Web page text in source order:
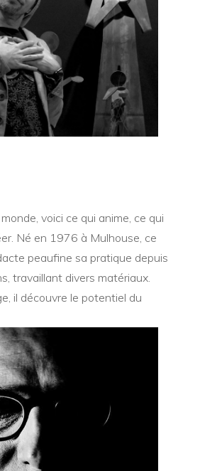
voici ce qui anime, ce qui
Né en 1976 à Mulhouse, ce
peaufine sa pratique depuis
travaillant divers matériaux.
il découvre le potentiel du